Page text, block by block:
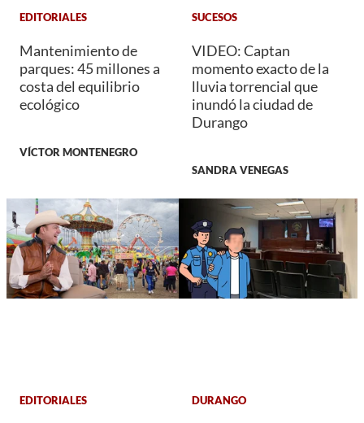
EDITORIALES
Mantenimiento de
parques: 45 millones a
costa del equilibrio
ecológico
VÍCTOR MONTENEGRO
SUCESOS
VIDEO: Captan
momento exacto de la
lluvia torrencial que
inundó la ciudad de
Durango
SANDRA VENEGAS
EDITORIALES DURANGO